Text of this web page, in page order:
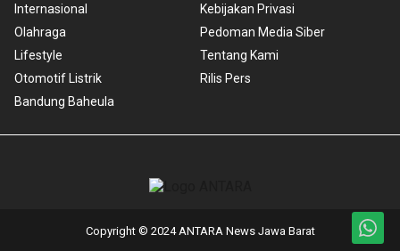
Internasional
Olahraga
Lifestyle
Otomotif Listrik
Bandung Baheula
Kebijakan Privasi
Pedoman Media Siber
Tentang Kami
Rilis Pers
Copyright © 2024 ANTARA News Jawa Barat